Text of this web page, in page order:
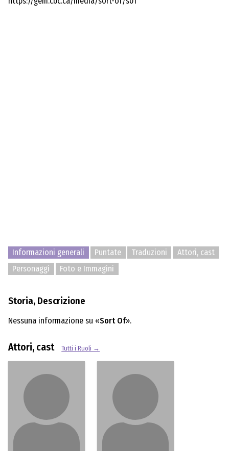
Informazioni generali Puntate Traduzioni
Attori, cast
Personaggi
Foto e Immagini
Storia, Descrizione
Nessuna informazione su «Sort Of».
Attori, cast Tutti i Ruoli →